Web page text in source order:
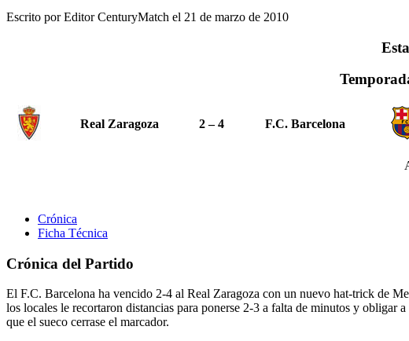
Escrito porEditor CenturyMatch el 21 de marzo de 2010
Real Zaragoza 2 – 4 F.C. Barcelona
Crónica
Ficha Técnica
Crónica del Partido
El F.C. Barcelona ha vencido 2-4 al Real Zaragoza con un nuevo hat-trick de
los locales le recortaron distancias para ponerse 2-3 a falta de minutos y obligar
que el sueco cerrase el marcador.